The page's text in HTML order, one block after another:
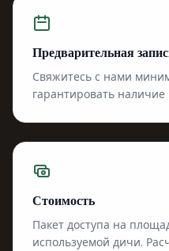
Предварительная
Свяжитесь с нами
гарантировать
Стоимость
Пакет доступа на
используемой дичи.